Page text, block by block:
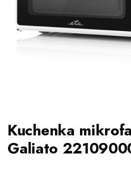
Kuchenka
Galiato